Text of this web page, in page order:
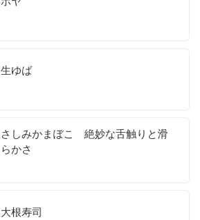
生ゆば
さしみかまぼこ 絶妙な舌触りと滑
らかさ
大根寿司